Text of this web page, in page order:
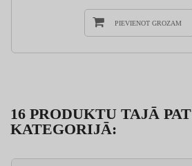
PIEVIENOT GROZAM
16 PRODUKTU TAJĀ PAT
KATEGORIJĀ: